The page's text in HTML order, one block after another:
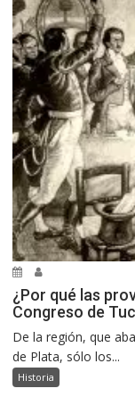
¿Por qué las
Congreso de
De la región, que
de Plata, sólo los...
Historia